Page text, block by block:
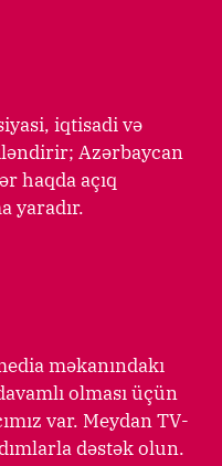
iqtisadi və
Azərbaycan
haqda açıq
yaradır.
məkanındakı
olması üçün
var. Meydan TV-
dəstək olun.